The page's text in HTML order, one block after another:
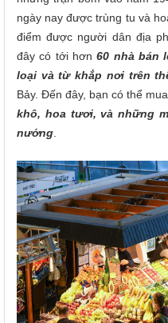
ngày nay được trùng tu và
điểm được người dân địa
đây có tới hơn60 nhà bán
loại và từ khắp nơi trên
Bảy. Đến đây, bạn có thể mua
khô, hoa tươi, và những
nướng